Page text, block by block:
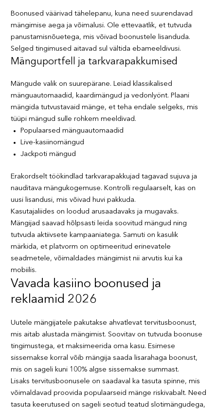
Boonused väärivad tähelepanu, kuna need suurendavad
mängimise aega ja võimalusi. Ole ettevaatlik, et tutvuda
panustamisnõuetega, mis võivad boonustele lisanduda.
Selged tingimused aitavad sul vältida ebameeldivusi.
Mänguportfell ja tarkvarapakkumised
Mängude valik on suurepärane. Leiad klassikalised
mänguautomaadid, kaardimängud ja vedonlyönt. Plaani
mängida tutvustavaid mänge, et teha endale selgeks, mis
tüüpi mängud sulle rohkem meeldivad.
Populaarsed mänguautomaadid
Live-kasiinomängud
Jackpoti mängud
Erakordselt töökindlad tarkvarapakkujad tagavad sujuva ja
nauditava mängukogemuse. Kontrolli regulaarselt, kas on
uusi lisandusi, mis võivad huvi pakkuda.
Kasutajaliides on loodud arusaadavaks ja mugavaks.
Mängijad saavad hõlpsasti leida soovitud mängud ning
tutvuda aktiivsete kampaaniatega. Samuti on kasulik
märkida, et platvorm on optimeeritud erinevatele
seadmetele, võimaldades mängimist nii arvutis kui ka
mobiilis.
Vavada kasiino boonused ja
reklaamid 2026
Uutele mängijatele pakutakse ahvatlevat tervitusboonust,
mis aitab alustada mängimist. Soovitav on tutvuda boonuse
tingimustega, et maksimeerida oma kasu. Esimese
sissemakse korral võib mängija saada lisarahaga boonust,
mis on sageli kuni 100% algse sissemakse summast.
Lisaks tervitusboonusele on saadaval ka tasuta spinne, mis
võimaldavad proovida populaarseid mänge riskivabalt. Need
tasuta keerutused on sageli seotud teatud slotimängudega,